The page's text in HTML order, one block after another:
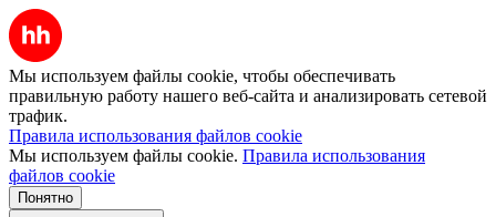
Мы используем файлы cookie, чтобы обеспечивать
правильную работу нашего веб-сайта и анализировать сетевой
трафик.
Правила использования файлов cookie
Мы используем файлы cookie. Правила использования
файлов cookie
Понятно